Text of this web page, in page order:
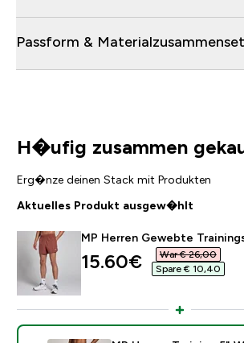
Passform &
H�ufig zusammen
Erg�nze deinen Stack mit Produkten
Aktuelles Produkt ausgew�hlt
MP Herren Gewebte
discounted price
15.60€‎
War € 26,00‎
Spare € 10,40‎